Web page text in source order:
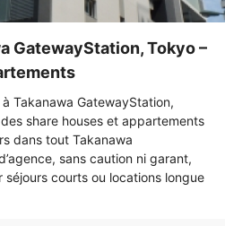
GatewayStation, Tokyo –
Takanawa GatewayStation,
share houses et appartements
dans tout Takanawa
sans caution ni garant,
courts ou locations longue